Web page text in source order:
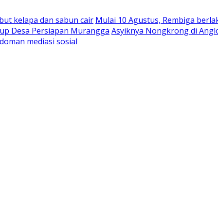
kelapa dan sabun cair Mulai 10 Agustus, Rembiga
Desa Persiapan Murangga Asyiknya Nongkrong di
mediasi sosial